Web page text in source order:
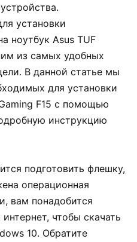
установки
ноутбук Asus TUF
из самых удобных
В данной статье мы
для установки
F15 с помощью
инструкцию
подготовить флешку,
операционная
вам понадобится
чтобы скачать
10. Обратите